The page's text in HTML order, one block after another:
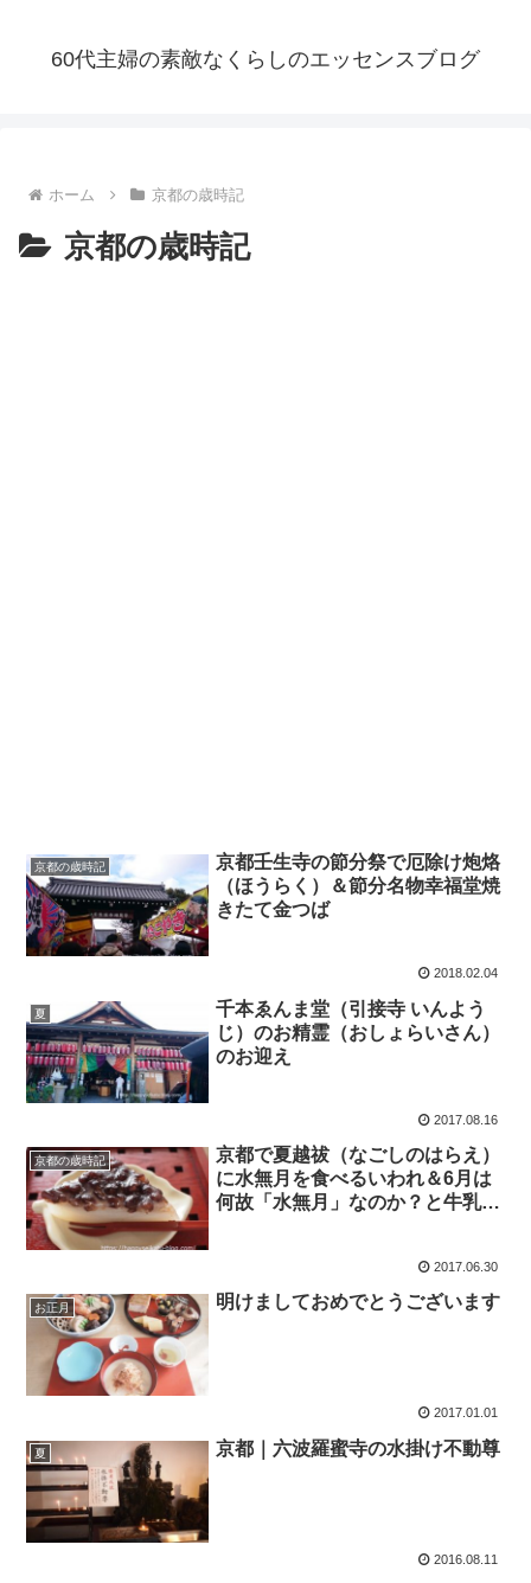
60代主婦の素敵なくらしのエッセンスブログ
ホーム 京都の歳時記
京都の歳時記
京都の歳時記
京都壬生寺の節分祭で厄除け炮烙
（ほうらく）＆節分名物幸福堂焼
きたて金つば
2018.02.04
夏
千本ゑんま堂（引接寺 いんよう
じ）のお精霊（おしょらいさん）
のお迎え
2017.08.16
京都の歳時記
京都で夏越祓（なごしのはらえ）
に水無月を食べるいわれ＆6月は
何故「水無月」なのか？と牛乳パ
2017.06.30
お正月 明けましておめでとうございます
2017.01.01
夏 京都｜六波羅蜜寺の水掛け不動尊
2016.08.11